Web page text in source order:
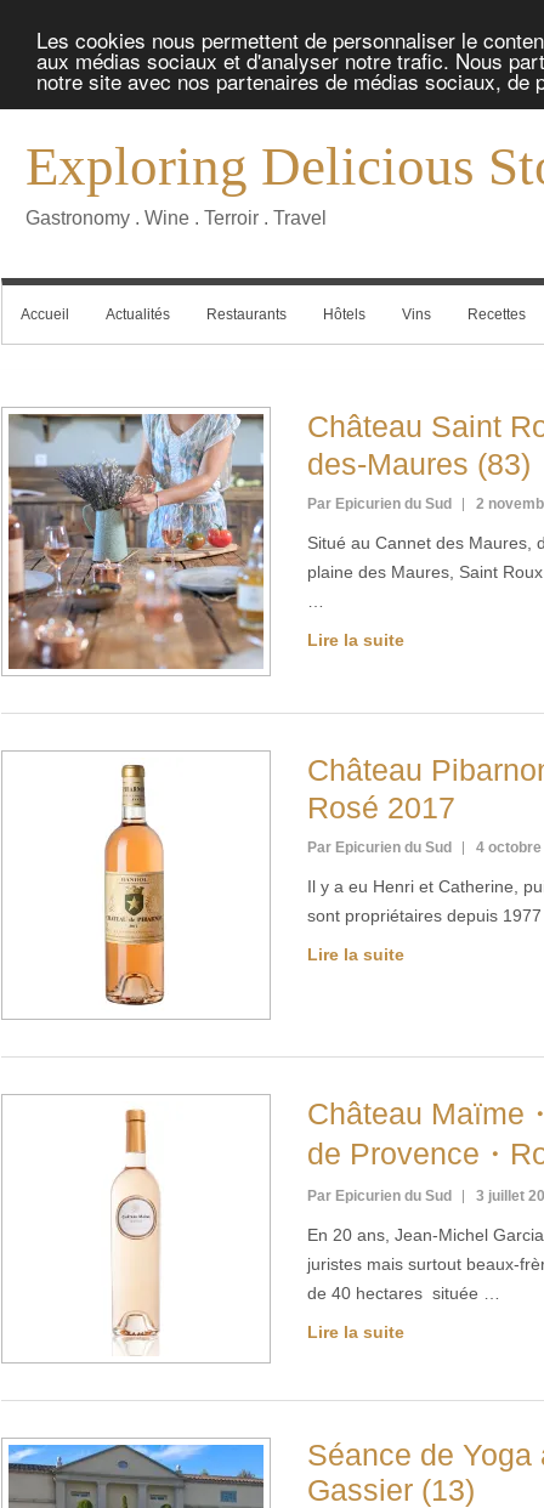
Les cookies nous permettent de personnaliser le
aux médias sociaux et d'analyser notre trafic. Nous
notre site avec nos partenaires de médias sociaux, de
Exploring Delicious
Gastronomy . Wine . Terroir . Travel
Accueil Actualités Restaurants Hôtels Vins Recettes
Château Saint
des-Maures (83)
Par Epicurien du Sud 2
Situé au Cannet des Maures,
plaine des Maures, Saint
Lire la suite
Château
Rosé 2017
Par Epicurien du Sud 4 octobre
Il y a eu Henri et Catherine,
sont propriétaires depuis
Lire la suite
Château Maïme
de Provence・
Par Epicurien du Sud 3 juillet
En 20 ans, Jean-Michel
juristes mais surtout beaux-
de 40 hectares située …
Lire la suite
Séance de Yoga
Gassier (13)